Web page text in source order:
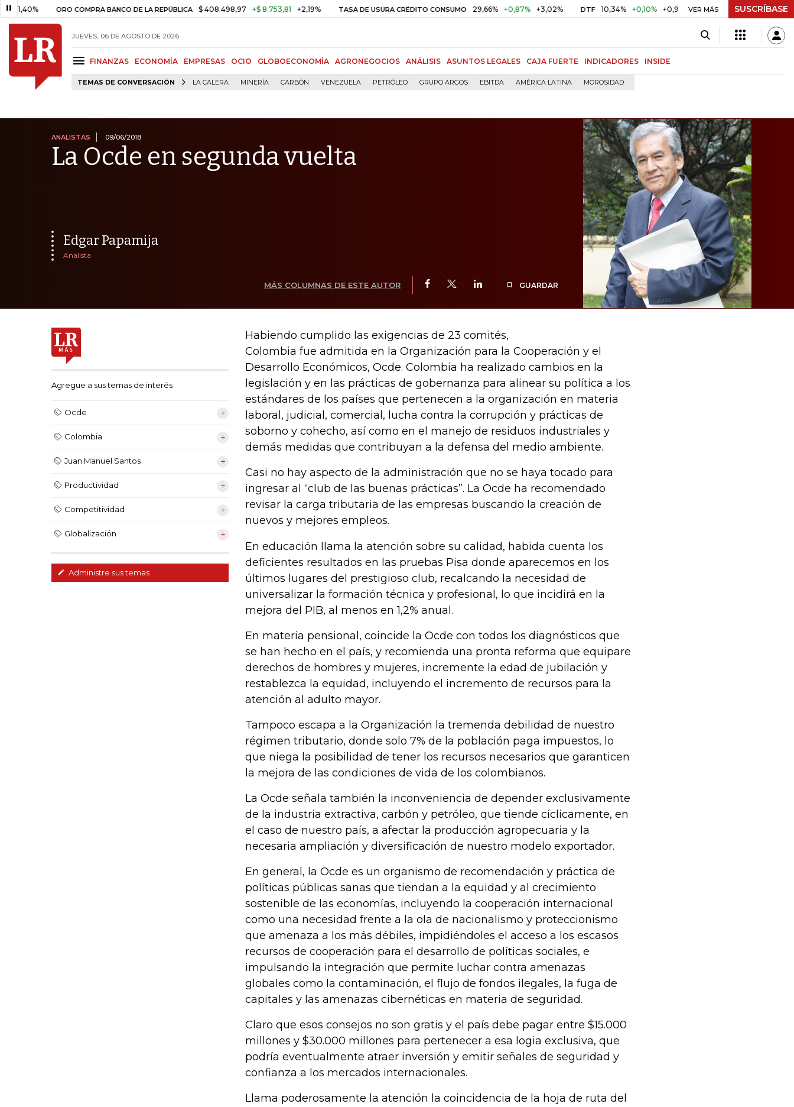
ORO COMPRA BANCO DE LA REPÚBLICA $ 408.498,97 +$ 8.753,81 +2,19% TASA DE USURA CRÉDITO CONSUMO 29,66% +0,87% +3,02% DTF 10,34% +0,10% +0,98% UVR $ 416,91 +$ 0,05 +0,01%
VER MÁS SUSCRÍBASE
JUEVES, 06 DE AGOSTO DE 2026
FINANZAS ECONOMÍA EMPRESAS OCIO GLOBOECONOMÍA AGRONEGOCIOS ANÁLISIS ASUNTOS LEGALES CAJA FUERTE INDICADORES INSIDE
TEMAS DE CONVERSACIÓN LA CALERA MINERÍA CARBÓN VENEZUELA PETRÓLEO GRUPO ARGOS EBITDA AMÉRICA LATINA MOROSIDAD
ANALISTAS 09/06/2018
La Ocde en segunda vuelta
Edgar Papamija
Analista
MÁS COLUMNAS DE ESTE AUTOR GUARDAR
Agregue a sus temas de interés
Ocde
Colombia
Juan Manuel Santos
Productividad
Competitividad
Globalización
Administre sus temas
Habiendo cumplido las exigencias de 23 comités,
Colombia fue admitida en la Organización para la Cooperación y el
Desarrollo Económicos, Ocde. Colombia ha realizado cambios en la
legislación y en las prácticas de gobernanza para alinear su política a los
estándares de los países que pertenecen a la organización en materia
laboral, judicial, comercial, lucha contra la corrupción y prácticas de
soborno y cohecho, así como en el manejo de residuos industriales y
demás medidas que contribuyan a la defensa del medio ambiente.
Casi no hay aspecto de la administración que no se haya tocado para
ingresar al “club de las buenas prácticas”. La Ocde ha recomendado
revisar la carga tributaria de las empresas buscando la creación de
nuevos y mejores empleos.
En educación llama la atención sobre su calidad, habida cuenta los
deficientes resultados en las pruebas Pisa donde aparecemos en los
últimos lugares del prestigioso club, recalcando la necesidad de
universalizar la formación técnica y profesional, lo que incidirá en la
mejora del PIB, al menos en 1,2% anual.
En materia pensional, coincide la Ocde con todos los diagnósticos que
se han hecho en el país, y recomienda una pronta reforma que equipare
derechos de hombres y mujeres, incremente la edad de jubilación y
restablezca la equidad, incluyendo el incremento de recursos para la
atención al adulto mayor.
Tampoco escapa a la Organización la tremenda debilidad de nuestro
régimen tributario, donde solo 7% de la población paga impuestos, lo
que niega la posibilidad de tener los recursos necesarios que garanticen
la mejora de las condiciones de vida de los colombianos.
La Ocde señala también la inconveniencia de depender exclusivamente
de la industria extractiva, carbón y petróleo, que tiende cíclicamente, en
el caso de nuestro país, a afectar la producción agropecuaria y la
necesaria ampliación y diversificación de nuestro modelo exportador.
En general, la Ocde es un organismo de recomendación y práctica de
políticas públicas sanas que tiendan a la equidad y al crecimiento
sostenible de las economías, incluyendo la cooperación internacional
como una necesidad frente a la ola de nacionalismo y proteccionismo
que amenaza a los más débiles, impidiéndoles el acceso a los escasos
recursos de cooperación para el desarrollo de políticas sociales, e
impulsando la integración que permite luchar contra amenazas
globales como la contaminación, el flujo de fondos ilegales, la fuga de
capitales y las amenazas cibernéticas en materia de seguridad.
Claro que esos consejos no son gratis y el país debe pagar entre $15.000
millones y $30.000 millones para pertenecer a esa logia exclusiva, que
podría eventualmente atraer inversión y emitir señales de seguridad y
confianza a los mercados internacionales.
Llama poderosamente la atención la coincidencia de la hoja de ruta del